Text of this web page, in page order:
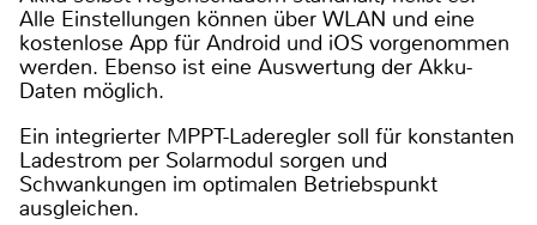
Alle Einstellungen können über WLAN und eine
kostenlose App für Android und iOS vorgenommen
werden. Ebenso ist eine Auswertung der Akku-
Daten möglich.
Ein integrierter MPPT-Laderegler soll für konstanten
Ladestrom per Solarmodul sorgen und
Schwankungen im optimalen Betriebspunkt
ausgleichen.